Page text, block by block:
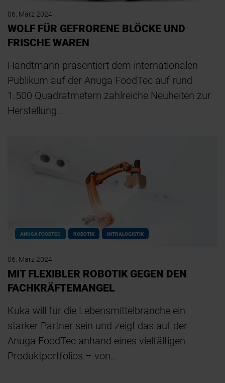
06. März 2024
WOLF FÜR GEFRORENE BLÖCKE UND
FRISCHE WAREN
Handtmann präsentiert dem internationalen
Publikum auf der Anuga FoodTec auf rund
1.500 Quadratmetern zahlreiche Neuheiten zur
Herstellung…
ANUGA FOODTEC ROBOTIK INTRALOGISTIK
06. März 2024
MIT FLEXIBLER ROBOTIK GEGEN DEN
FACHKRÄFTEMANGEL
Kuka will für die Lebensmittelbranche ein
starker Partner sein und zeigt das auf der
Anuga FoodTec anhand eines vielfältigen
Produktportfolios – von…